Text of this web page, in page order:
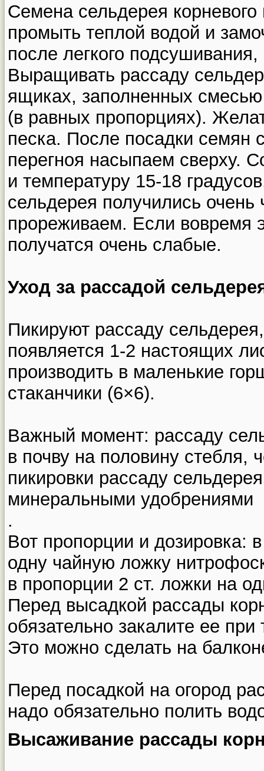
Семена сельдерея
промыть теплой водой и
после легкого
Выращивать рассаду
ящиках, заполненных
(в равных пропорциях).
песка. После посадки семян
перегноя насыпаем сверху.
и температуру 15-18
сельдерея получились
прореживаем. Если вовремя
получатся очень слабые.
Уход за рассадой
Пикируют рассаду
появляется 1-2 настоящих
производить в маленькие
стаканчики (6×6).
Важный момент: рассаду
в почву на половину стебля,
пикировки рассаду
минеральными удобрениями
.
Вот пропорции и дозировка:
одну чайную ложку
в пропорции 2 ст. ложки на
Перед высадкой рассады
обязательно закалите ее
Это можно сделать на
Перед посадкой на огород
надо обязательно полить
Высаживание рассады